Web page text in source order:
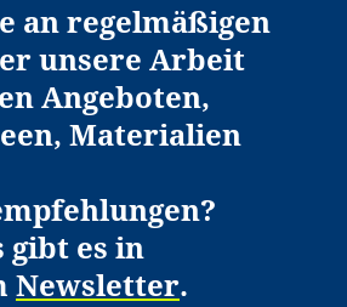
an regelmäßigen
unsere Arbeit
Angeboten,
Materialien
gibt es in
Newsletter.